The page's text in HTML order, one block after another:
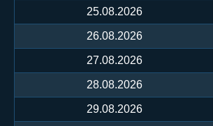
25.08.2026
26.08.2026
27.08.2026
28.08.2026
29.08.2026